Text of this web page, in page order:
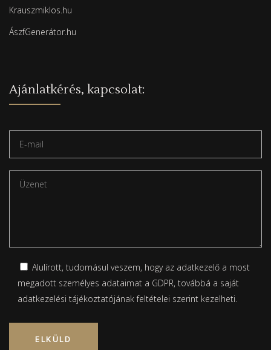
Krauszmiklos.hu
ÁszfGenerátor.hu
Ajánlatkérés, kapcsolat:
Alulírott, tudomásul veszem, hogy az adatkezelő a most
megadott személyes adataimat a GDPR, továbbá a saját
adatkezelési tájékoztatójánakfeltételei szerint kezelheti.